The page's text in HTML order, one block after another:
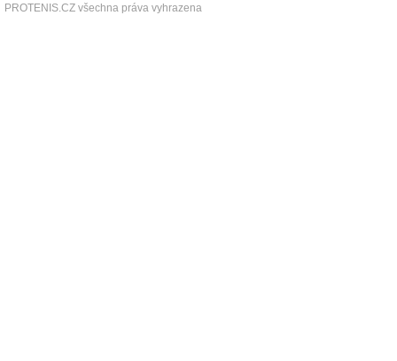
PROTENIS.CZ všechna práva vyhrazena